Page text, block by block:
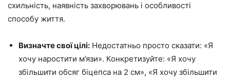
схильність, наявність захворювань і особливості
способу життя.
Визначте свої цілі: Недостатньо просто сказати: «Я
хочу наростити м’язи». Конкретизуйте: «Я хочу
збільшити обсяг біцепса на 2 см», «Я хочу збільшити